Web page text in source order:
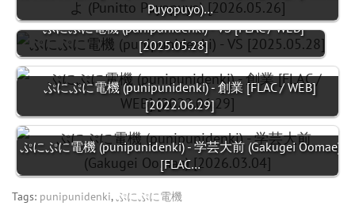
Puyopuyo)…
ぷにぷに電機 (punipunidenki) - VS [FLAC / WEB]
[2025.05.28]
ぷにぷに電機 (punipunidenki) - 創業 [FLAC / WEB]
[2022.06.29]
ぷにぷに電機 (punipunidenki) - 学芸大前 (Gakugei Oomae)
[FLAC…
Tags: punipunidenki,ぷにぷに電機